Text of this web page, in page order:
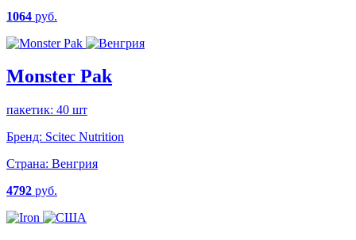
1064 руб.
Monster Pak
пакетик: 40 шт
Бренд: Scitec Nutrition
Страна: Венгрия
4792 руб.